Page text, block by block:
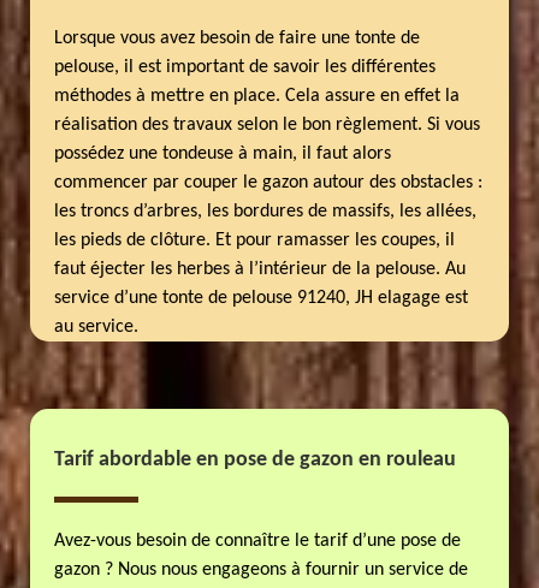
Lorsque vous avez besoin de faire une tonte de
pelouse, il est important de savoir les différentes
méthodes à mettre en place. Cela assure en effet la
réalisation des travaux selon le bon règlement. Si vous
possédez une tondeuse à main, il faut alors
commencer par couper le gazon autour des obstacles :
les troncs d’arbres, les bordures de massifs, les allées,
les pieds de clôture. Et pour ramasser les coupes, il
faut éjecter les herbes à l’intérieur de la pelouse. Au
service d’une tonte de pelouse 91240, JH elagage est
au service.
Tarif abordable en pose de gazon en rouleau
Avez-vous besoin de connaître le tarif d’une pose de
gazon ? Nous nous engageons à fournir un service de